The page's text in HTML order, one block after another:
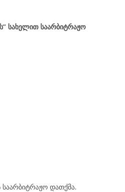
სახელით საარბიტრაჟო
დათქმა.